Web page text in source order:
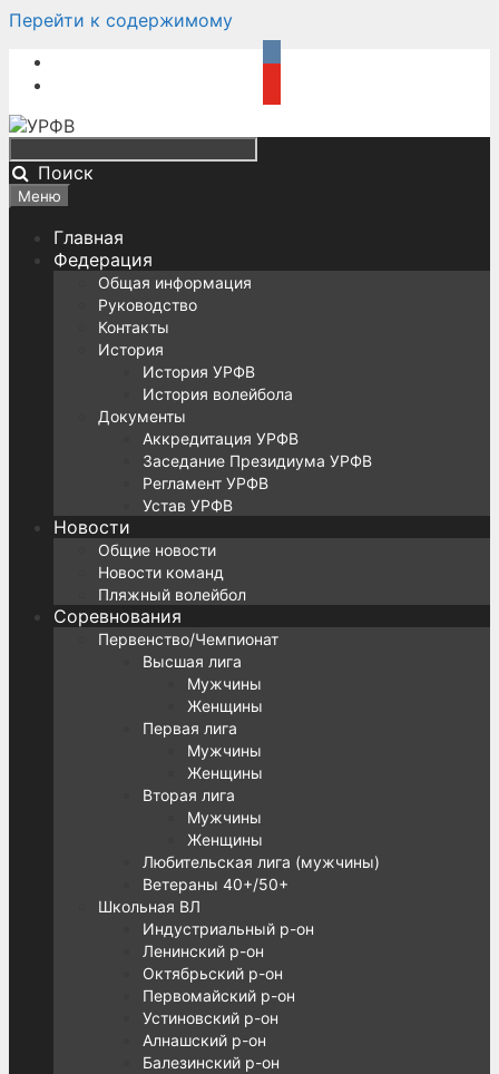
Перейти к содержимому
Поиск
Меню
Главная
Федерация
Общая информация
Руководство
Контакты
История
История УРФВ
История волейбола
Документы
Аккредитация УРФВ
Заседание Президиума УРФВ
Регламент УРФВ
Устав УРФВ
Новости
Общие новости
Новости команд
Пляжный волейбол
Соревнования
Первенство/Чемпионат
Высшая лига
Мужчины
Женщины
Первая лига
Мужчины
Женщины
Вторая лига
Мужчины
Женщины
Любительская лига (мужчины)
Ветераны 40+/50+
Школьная ВЛ
Индустриальный р-он
Ленинский р-он
Октябрьский р-он
Первомайский р-он
Устиновский р-он
Алнашский р-он
Балезинский р-он